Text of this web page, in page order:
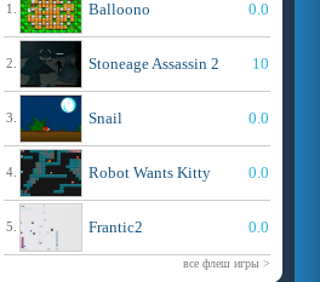
1. Balloono 0.0
2. Stoneage Assassin 2 10
3. Snail 0.0
4. Robot Wants Kitty 0.0
5. Frantic2 0.0
все флеш игры >